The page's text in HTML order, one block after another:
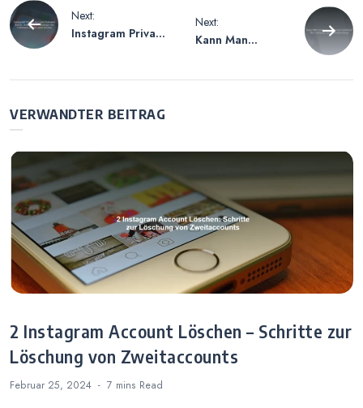
Beitragsnavigation
Next:
Instagram Private
Followern bei
Next:
Kann Man
Account
VERWANDTER BEITRAG
2 Instagram Account Löschen – Schritte zur
Löschung von Zweitaccounts
Februar 25, 2024 7 mins Read